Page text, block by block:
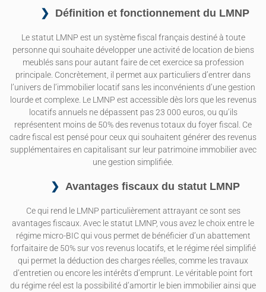
Définition et fonctionnement du LMNP
Le statut LMNP est un système fiscal français destiné à toute
personne qui souhaite développer une activité de location de biens
meublés sans pour autant faire de cet exercice sa profession
principale. Concrètement, il permet aux particuliers d’entrer dans
l’univers de l’immobilier locatif sans les inconvénients d’une gestion
lourde et complexe. Le LMNP est accessible dès lors que les revenus
locatifs annuels ne dépassent pas 23 000 euros, ou qu’ils
représentent moins de 50% des revenus totaux du foyer fiscal. Ce
cadre fiscal est pensé pour ceux qui souhaitent générer des revenus
supplémentaires en capitalisant sur leur patrimoine immobilier avec
une gestion simplifiée.
Avantages fiscaux du statut LMNP
Ce qui rend le LMNP particulièrement attrayant ce sont ses
avantages fiscaux. Avec le statut LMNP, vous avez le choix entre le
régime micro-BIC qui vous permet de bénéficier d’un abattement
forfaitaire de 50% sur vos revenus locatifs, et le régime réel simplifié
qui permet la déduction des charges réelles, comme les travaux
d’entretien ou encore les intérêts d’emprunt. Le véritable point fort
du régime réel est la possibilité d’amortir le bien immobilier ainsi que